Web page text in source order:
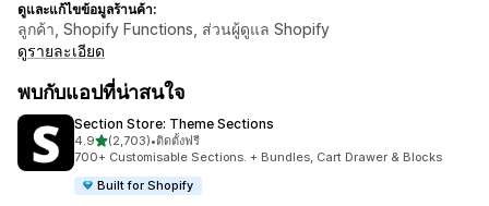
ดูและแก้ไขข้อมูลร้านค้า:
ลูกค้า, Shopify Functions, ส่วนผู้ดูแล Shopify
ดูรายละเอียด
พบกับแอปที่น่าสนใจ
Section Store: Theme Sections
4.9เต็ม 5 ดาว
(2,703)
ทั้งหมด 2703 รีวิว
•ติดตั้งฟรี
700+ Customisable Sections. + Bundles, Cart Drawer & Blocks
Built for Shopify